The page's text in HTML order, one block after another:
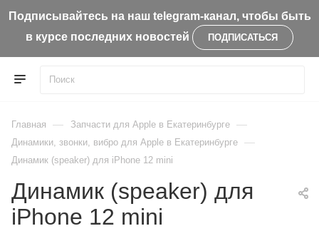
Подписывайтесь на наш telegram-канал, чтобы быть
в курсе последних новостей
ПОДПИСАТЬСЯ
Главная — Запчасти для Apple в Екатеринбурге —
Динамики, звонки, вибро для Apple в Екатеринбурге —
Динамик (speaker) для iPhone 12 mini
Динамик (speaker) для
iPhone 12 mini